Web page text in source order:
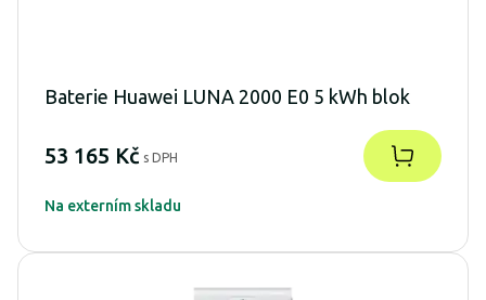
Baterie Huawei LUNA 2000 E0 5 kWh blok
53 165 Kč s DPH
Na externím skladu